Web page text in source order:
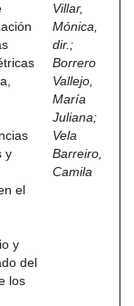
y
el
y
del
los
Villar,
Mónica,
dir. ;
Borrero
Vallejo,
María
Juliana;
Vela
Barreiro,
Camila